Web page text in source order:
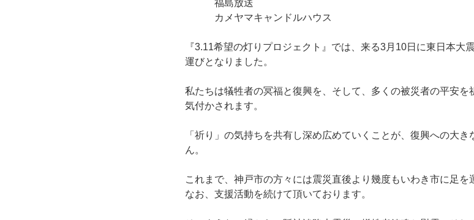
福島放送
カメヤマキャンドルハウス
『3.11希望の灯りプロジェクト』では、来る3月10日に東日本大
運びとなりました。
私たちは犠牲者の冥福と復興を、そして、多くの被災者の平安を
気付かされます。
「祈り」の気持ちを共有し深め広めていくことが、復興への大
ん。
これまで、神戸市の方々には震災直後より幾度もいわき市に足
なお、支援活動を続けて頂いております。